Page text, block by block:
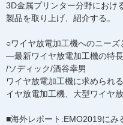
3D金属プリンター分野におけ
製品を取り上げ、紹介する。
○ワイヤ放電加工機へのニーズ
―最新ワイヤ放電加工機の特
/ソディック/酒谷幸男
ワイヤ放電加工機に求められ
イヤ放電加工機、大型ワイヤ
■海外レポート:EMO2019にみ